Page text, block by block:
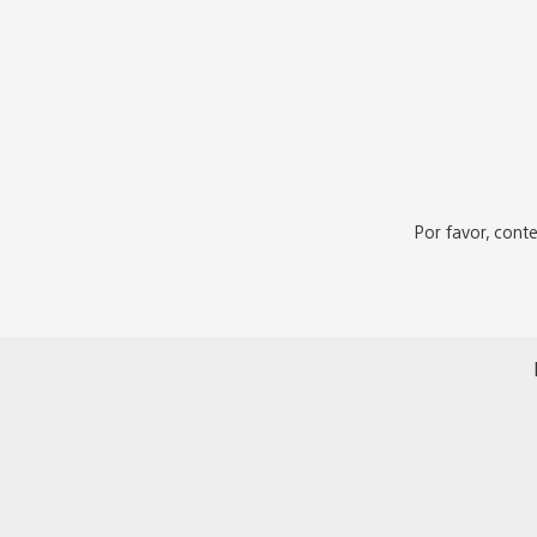
Por favor,